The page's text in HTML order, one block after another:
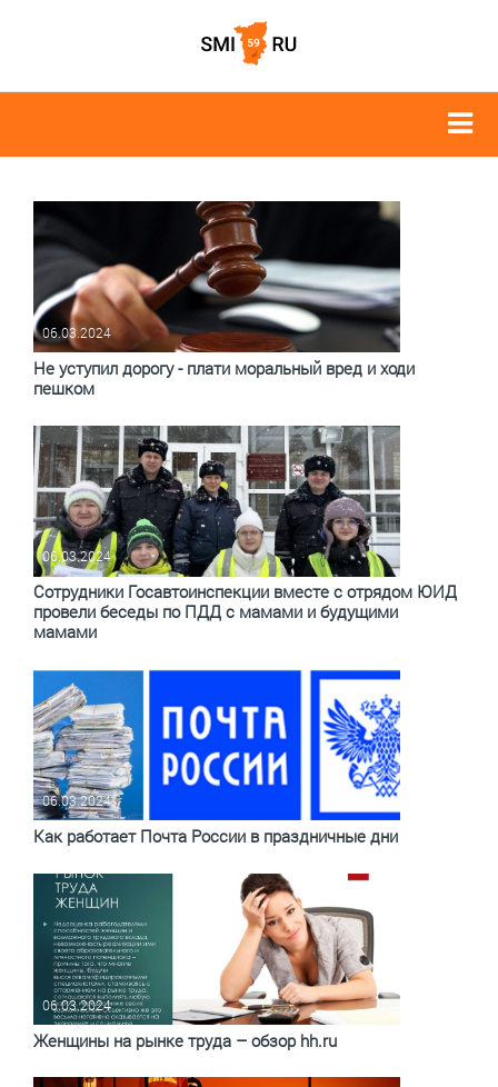
06.03.2024
Не уступил дорогу - плати моральный вред и ходи
пешком
06.03.2024
Сотрудники Госавтоинспекции вместе с отрядом ЮИД
провели беседы по ПДД с мамами и будущими
мамами
06.03.2024
Как работает Почта России в праздничные дни
06.03.2024
Женщины на рынке труда – обзор hh.ru